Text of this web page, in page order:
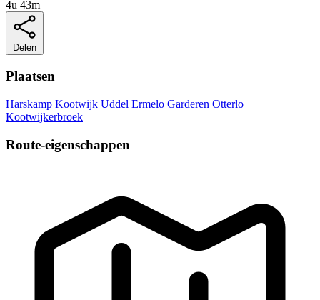
4u 43m
Delen
Plaatsen
Harskamp Kootwijk Uddel Ermelo Garderen Otterlo
Kootwijkerbroek
Route-eigenschappen